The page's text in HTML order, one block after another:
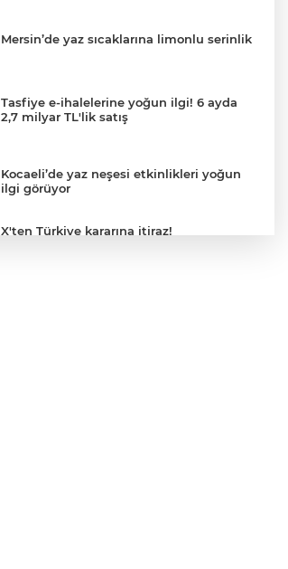
Mersin’de yaz sıcaklarına limonlu serinlik
Tasfiye e-ihalelerine yoğun ilgi! 6 ayda
2,7 milyar TL'lik satış
Kocaeli’de yaz neşesi etkinlikleri yoğun
ilgi görüyor
X'ten Türkiye kararına itiraz!